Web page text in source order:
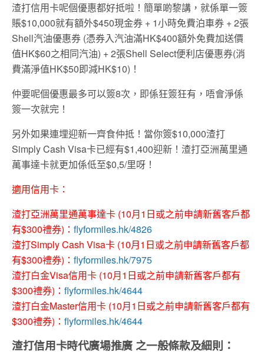
渣打信用卡呢個優惠都好抵啦！簡單啲黎講，就係單一簽
賬$10,000就有額外$450現金券 + 1小時免費泊車券 + 2張
Shell汽油優惠券 (憑券入汽油滿HK$400額外免費加送價
值HK$60之相同汽油) + 2張Shell Select便利店優惠券(消
費滿淨值HK$50即減HK$10)！
仲要呢個優惠最多可以簽8次，即係狂簽狂有，唔會淨係
簽一次就完！
另外如果連埋迎新一齊食仲抵！當你簽$10,000渣打
Simply Cash Visa卡已經有$1,400迎新！渣打亞洲萬里通
萬事達卡就更加係低至$0,5/里呀！
適用信用卡：
渣打亞洲萬里通萬事達卡 (10月1日或之前申請新舊客戶都
有$300禮券)： flyformiles.hk/4826
渣打Simply Cash Visa卡 (10月1日或之前申請新舊客戶都
有$300禮券)： flyformiles.hk/7975
渣打白金Visa信用卡 (10月1日或之前申請新舊客戶都有
$300禮券)： flyformiles.hk/4644
渣打白金Master信用卡 (10月1日或之前申請新舊客戶都有
$300禮券)： flyformiles.hk/4644
渣打信用卡時代廣場推廣 之一般條款及細則：